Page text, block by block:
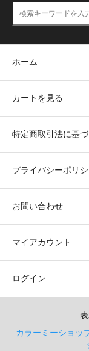
ホーム
カートを見る
特定商取引法に基
プライバシーポリ
お問い合わせ
マイアカウント
ログイン
カラーミーショッ